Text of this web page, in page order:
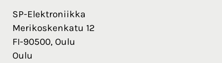
SP-Elektroniikka
Merikoskenkatu 12
FI-90500, Oulu
Oulu